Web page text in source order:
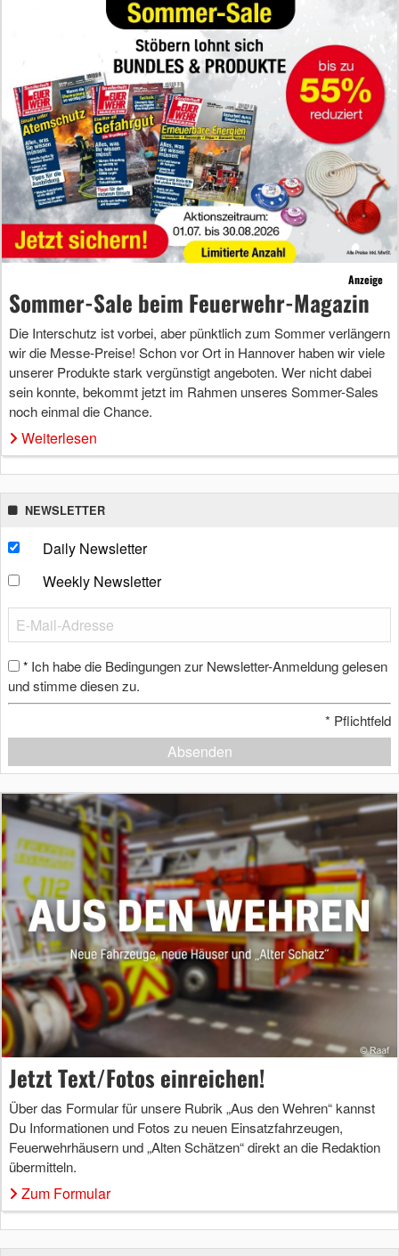
Anzeige
Sommer-Sale beim Feuerwehr-Magazin
Die Interschutz ist vorbei, aber pünktlich zum Sommer verlängern
wir die Messe-Preise! Schon vor Ort in Hannover haben wir viele
unserer Produkte stark vergünstigt angeboten. Wer nicht dabei
sein konnte, bekommt jetzt im Rahmen unseres Sommer-Sales
noch einmal die Chance.
Weiterlesen
NEWSLETTER
Daily Newsletter
Weekly Newsletter
* Ich habe die Bedingungen zur Newsletter-Anmeldung gelesen
und stimme diesen zu.
* Pflichtfeld
Absenden
Jetzt Text/Fotos einreichen!
Über das Formular für unsere Rubrik „Aus den Wehren“ kannst
Du Informationen und Fotos zu neuen Einsatzfahrzeugen,
Feuerwehrhäusern und „Alten Schätzen“ direkt an die Redaktion
übermitteln.
Zum Formular